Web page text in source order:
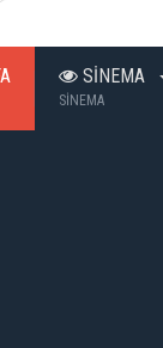
SİNEMA
SİNEMA